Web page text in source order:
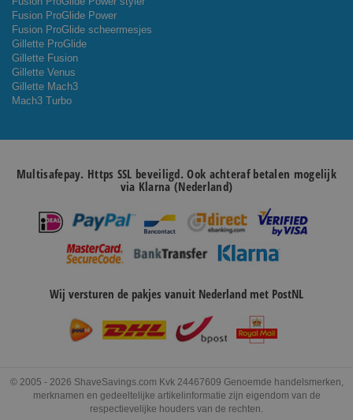
Fusion ProGlide Power
Fusion ProGlide scheermesjes
Gillette ProGlide
Gillette Fusion
Gillette Venus
Gillette Mach3
Mach3 Turbo
Multisafepay. Https SSL beveiligd. Ook achteraf betalen mogelijk
via Klarna (Nederland)
Wij versturen de pakjes vanuit Nederland met PostNL
© 2005 - 2026 ShaveSavings.com Kvk 24467609 Genoemde handelsmerken,
merknamen en gedeeltelijke artikelinformatie zijn eigendom van de
respectievelijke houders van de rechten.